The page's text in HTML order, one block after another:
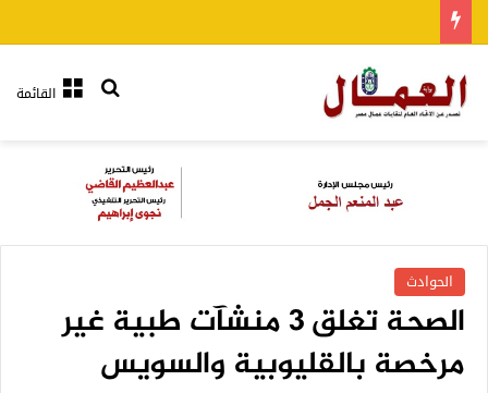
القائمةبحث عن
الحوادث
الصحة تغلق 3 منشآت طبية غير
مرخصة بالقليوبية والسويس